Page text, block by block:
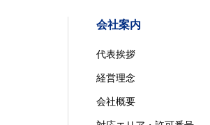
会社案内
代表挨拶
経営理念
会社概要